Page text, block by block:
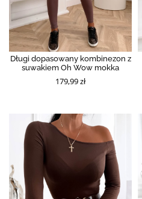
Długi dopasowany kombinezon z
suwakiem Oh Wow mokka
179,99 zł